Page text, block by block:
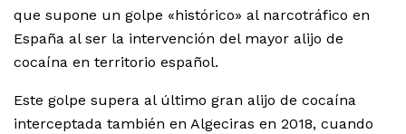
que supone un golpe «histórico» al narcotráfico en
España al ser la intervención del mayor alijo de
cocaína en territorio español.
Este golpe supera al último gran alijo de cocaína
interceptada también en Algeciras en 2018, cuando